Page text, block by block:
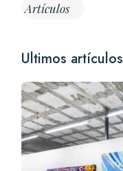
Artículos
Ultimos artículos